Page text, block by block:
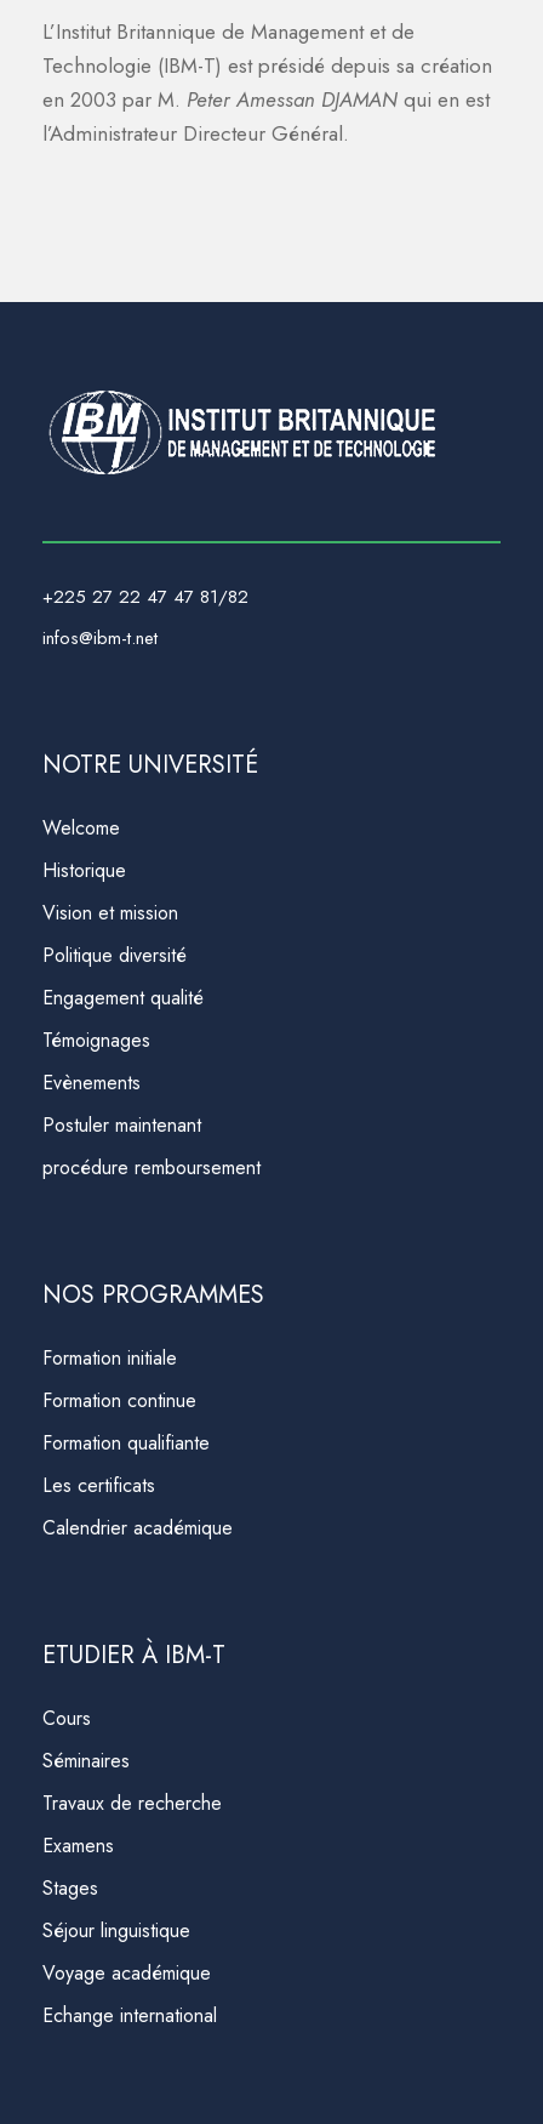
L’Institut Britannique de Management et de
Technologie (IBM-T) est présidé depuis sa création
en 2003 par M. Peter Amessan DJAMAN qui en est
l’Administrateur Directeur Général.
+225 27 22 47 47 81/82
infos@ibm-t.net
NOTRE UNIVERSITÉ
Welcome
Historique
Vision et mission
Politique diversité
Engagement qualité
Témoignages
Evènements
Postuler maintenant
procédure remboursement
NOS PROGRAMMES
Formation initiale
Formation continue
Formation qualifiante
Les certificats
Calendrier académique
ETUDIER À IBM-T
Cours
Séminaires
Travaux de recherche
Examens
Stages
Séjour linguistique
Voyage académique
Echange international